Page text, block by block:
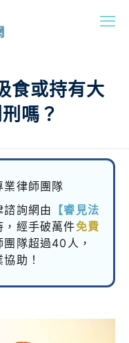
食或持有大
嗎？
業律師團隊
諮詢網由
【睿見法
經手破萬件免費
團隊超過40人，
助！